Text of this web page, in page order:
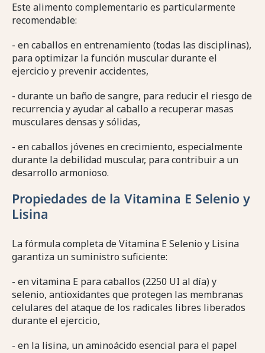
Este alimento complementario es particularmente
recomendable:
- en caballos en entrenamiento (todas las disciplinas),
para optimizar la función muscular durante el
ejercicio y prevenir accidentes,
- durante un baño de sangre, para reducir el riesgo de
recurrencia y ayudar al caballo a recuperar masas
musculares densas y sólidas,
- en caballos jóvenes en crecimiento, especialmente
durante la debilidad muscular, para contribuir a un
desarrollo armonioso.
Propiedades de la Vitamina E Selenio y
Lisina
La fórmula completa de Vitamina E Selenio y Lisina
garantiza un suministro suficiente:
- en vitamina E para caballos (2250 UI al día) y
selenio, antioxidantes que protegen las membranas
celulares del ataque de los radicales libres liberados
durante el ejercicio,
- en la lisina, un aminoácido esencial para el papel